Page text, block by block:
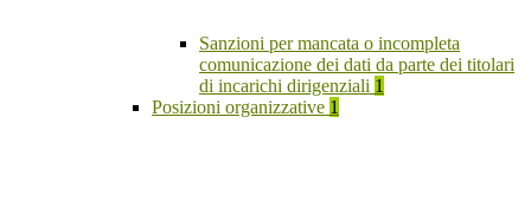
Sanzioni per mancata o incompleta
comunicazione dei dati da parte dei titolari
di incarichi dirigenziali 1
Posizioni organizzative 1